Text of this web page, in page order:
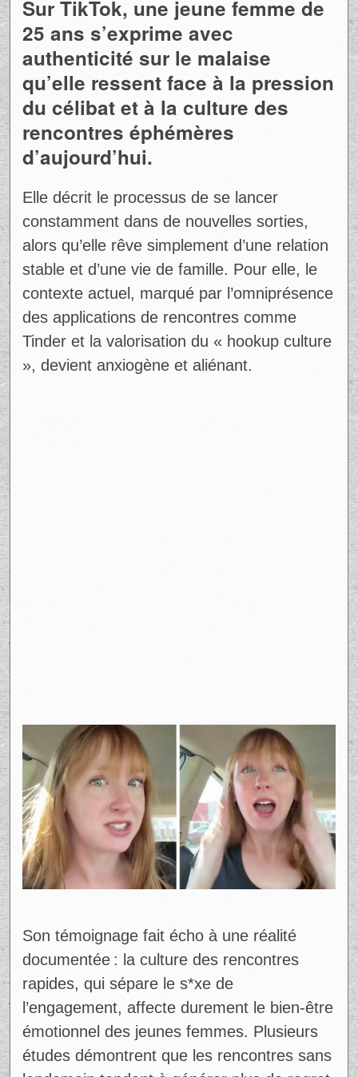
Sur TikTok, une jeune femme de
25 ans s’exprime avec
authenticité sur le malaise
qu’elle ressent face à la pression
du célibat et à la culture des
rencontres éphémères
d’aujourd’hui.
Elle décrit le processus de se lancer
constamment dans de nouvelles sorties,
alors qu’elle rêve simplement d’une relation
stable et d’une vie de famille. Pour elle, le
contexte actuel, marqué par l’omniprésence
des applications de rencontres comme
Tinder et la valorisation du « hookup culture
», devient anxiogène et aliénant.
Son témoignage fait écho à une réalité
documentée : la culture des rencontres
rapides, qui sépare le s*xe de
l’engagement, affecte durement le bien-être
émotionnel des jeunes femmes. Plusieurs
études démontrent que les rencontres sans